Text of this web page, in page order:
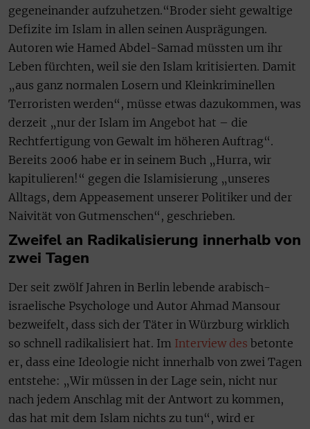
gegeneinander aufzuhetzen.“Broder sieht gewaltige
Defizite im Islam in allen seinen Ausprägungen.
Autoren wie Hamed Abdel-Samad müssten um ihr
Leben fürchten, weil sie den Islam kritisierten. Damit
„aus ganz normalen Losern und Kleinkriminellen
Terroristen werden“, müsse etwas dazukommen, was
derzeit „nur der Islam im Angebot hat – die
Rechtfertigung von Gewalt im höheren Auftrag“.
Bereits 2006 habe er in seinem Buch „Hurra, wir
kapitulieren!“ gegen die Islamisierung „unseres
Alltags, dem Appeasement unserer Politiker und der
Naivität von Gutmenschen“, geschrieben.
Zweifel an Radikalisierung innerhalb von
zwei Tagen
Der seit zwölf Jahren in Berlin lebende arabisch-
israelische Psychologe und Autor Ahmad Mansour
bezweifelt, dass sich der Täter in Würzburg wirklich
so schnell radikalisiert hat. Im Interview des betonte
er, dass eine Ideologie nicht innerhalb von zwei Tagen
entstehe: „Wir müssen in der Lage sein, nicht nur
nach jedem Anschlag mit der Antwort zu kommen,
das hat mit dem Islam nichts zu tun“, wird er